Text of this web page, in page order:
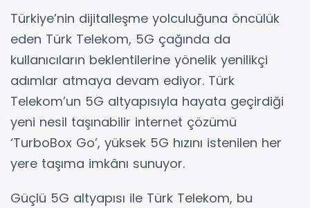
Türkiye’nin dijitalleşme yolculuğuna öncülük
eden Türk Telekom, 5G çağında da
kullanıcıların beklentilerine yönelik yenilikçi
adımlar atmaya devam ediyor. Türk
Telekom’un 5G altyapısıyla hayata geçirdiği
yeni nesil taşınabilir internet çözümü
‘TurboBox Go’, yüksek 5G hızını istenilen her
yere taşıma imkânı sunuyor.
Güçlü 5G altyapısı ile Türk Telekom, bu